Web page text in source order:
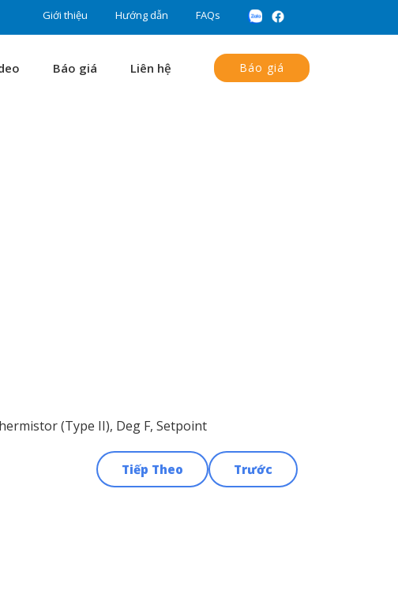
Giới thiệu Hướng dẫn FAQs
Báo giá Liên hệ Báo giá
(Type II), Deg F, Setpoint
Trước
Tiếp Theo